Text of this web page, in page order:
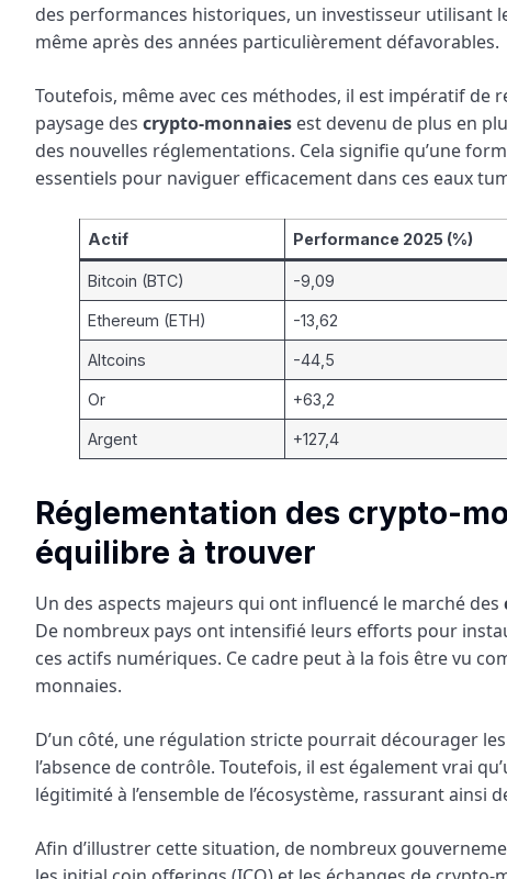
des performances historiques, un investisseur utilisant
même après des années particulièrement défavorables.
Toutefois, même avec ces méthodes, il est impératif de
paysage des crypto-monnaies est devenu de plus en
des nouvelles réglementations. Cela signifie qu’une
essentiels pour naviguer efficacement dans ces eaux
Actif Performance 2025 (%)
Bitcoin (BTC) -9,09
Ethereum (ETH) -13,62
Altcoins -44,5
Or +63,2
Argent +127,4
Réglementation des crypto-
équilibre à trouver
Un des aspects majeurs qui ont influencé le marché des
De nombreux pays ont intensifié leurs efforts pour
ces actifs numériques. Ce cadre peut à la fois être vu
monnaies.
D’un côté, une régulation stricte pourrait décourager
l’absence de contrôle. Toutefois, il est également vrai
légitimité à l’ensemble de l’écosystème, rassurant
Afin d’illustrer cette situation, de nombreux